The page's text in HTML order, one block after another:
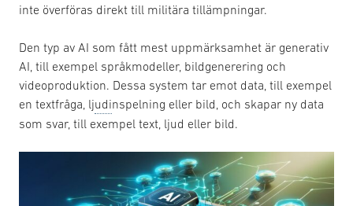
inte överföras direkt till militära tillämpningar.
Den typ av AI som fått mest uppmärksamhet är generativ
AI, till exempel språkmodeller, bildgenerering och
videoproduktion. Dessa system tar emot data, till exempel
en textfråga, ljudinspelning eller bild, och skapar ny data
som svar, till exempel text, ljud eller bild.